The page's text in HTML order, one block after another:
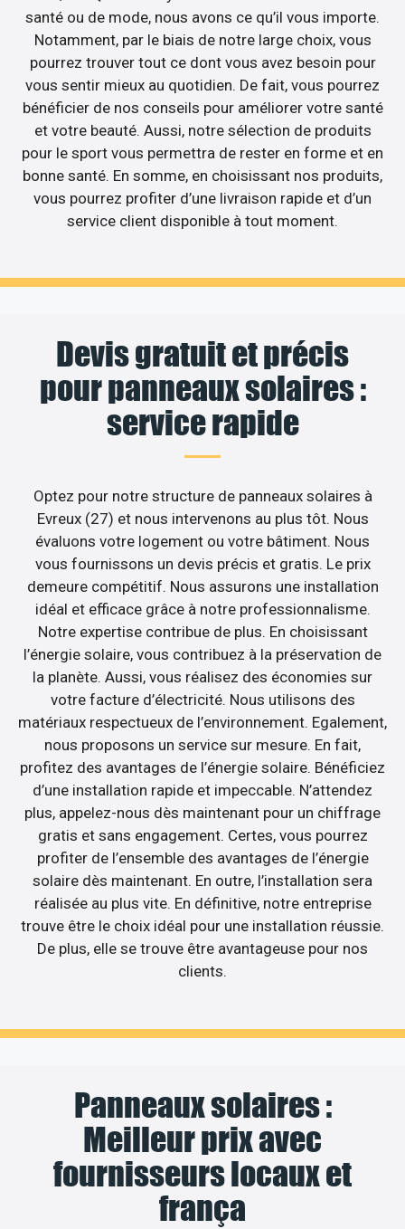
santé ou de mode, nous avons ce qu’il vous importe.
Notamment, par le biais de notre large choix, vous
pourrez trouver tout ce dont vous avez besoin pour
vous sentir mieux au quotidien. De fait, vous pourrez
bénéficier de nos conseils pour améliorer votre santé
et votre beauté. Aussi, notre sélection de produits
pour le sport vous permettra de rester en forme et en
bonne santé. En somme, en choisissant nos produits,
vous pourrez profiter d’une livraison rapide et d’un
service client disponible à tout moment.
Devis gratuit et précis
pour panneaux solaires :
service rapide
Optez pour notre structure de panneaux solaires à
Evreux (27) et nous intervenons au plus tôt. Nous
évaluons votre logement ou votre bâtiment. Nous
vous fournissons un devis précis et gratis. Le prix
demeure compétitif. Nous assurons une installation
idéal et efficace grâce à notre professionnalisme.
Notre expertise contribue de plus. En choisissant
l’énergie solaire, vous contribuez à la préservation de
la planète. Aussi, vous réalisez des économies sur
votre facture d’électricité. Nous utilisons des
matériaux respectueux de l’environnement. Egalement,
nous proposons un service sur mesure. En fait,
profitez des avantages de l’énergie solaire. Bénéficiez
d’une installation rapide et impeccable. N’attendez
plus, appelez-nous dès maintenant pour un chiffrage
gratis et sans engagement. Certes, vous pourrez
profiter de l’ensemble des avantages de l’énergie
solaire dès maintenant. En outre, l’installation sera
réalisée au plus vite. En définitive, notre entreprise
trouve être le choix idéal pour une installation réussie.
De plus, elle se trouve être avantageuse pour nos
clients.
Panneaux solaires :
Meilleur prix avec
fournisseurs locaux et
frança